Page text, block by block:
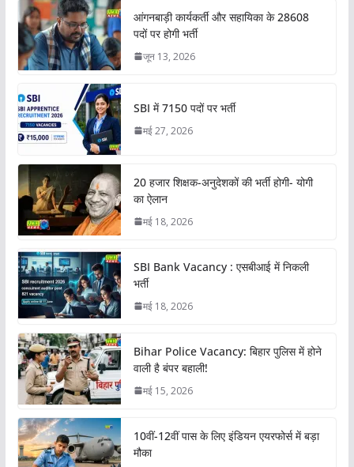
आंगनबाड़ी कार्यकर्ती और सहायिका के 28608
पदों पर होगी भर्ती
जून 13, 2026
SBI में 7150 पदों पर भर्ती
मई 27, 2026
20 हजार शिक्षक-अनुदेशकों की भर्ती होगी- योगी
का ऐलान
मई 18, 2026
SBI Bank Vacancy : एसबीआई में निकली
भर्ती
मई 18, 2026
Bihar Police Vacancy: बिहार पुलिस में होने
वाली है बंपर बहाली!
मई 15, 2026
10वीं-12वीं पास के लिए इंडियन एयरफोर्स में बड़ा
मौका